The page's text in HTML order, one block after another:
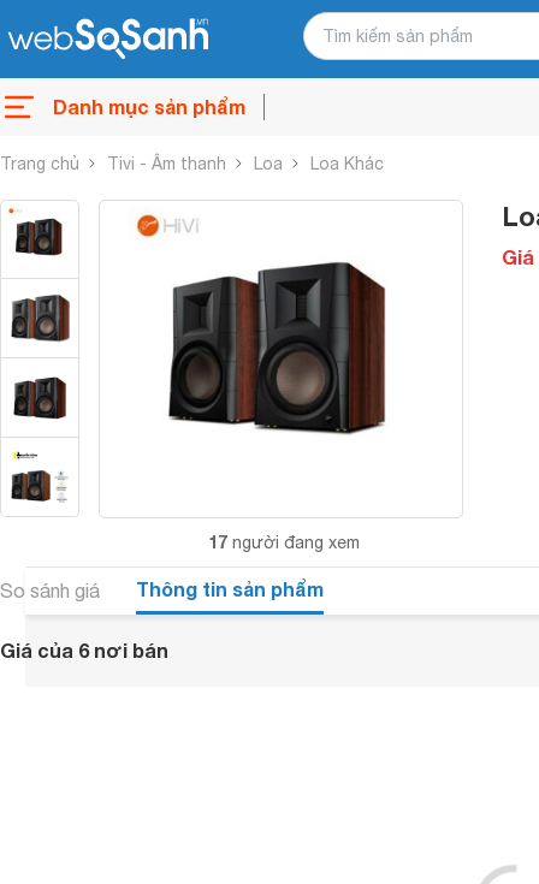
Danh mục sản phẩm
Trang chủ Tivi - Âm thanh Loa Loa Khác
17 người đang xem
Giá
So sánh giá Thông tin sản phẩm
Giá của 6 nơi bán